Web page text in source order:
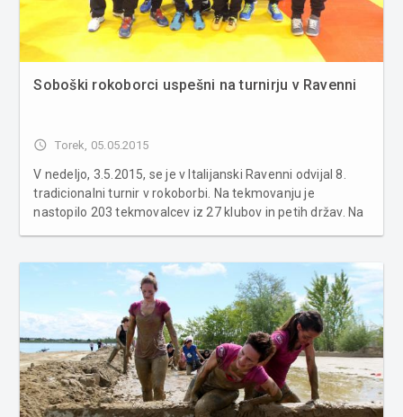
Soboški rokoborci uspešni na turnirju v Ravenni
access_time Torek, 05.05.2015
V nedeljo, 3.5.2015, se je v Italijanski Ravenni odvijal 8.
tradicionalni turnir v rokoborbi. Na tekmovanju je
nastopilo 203 tekmovalcev iz 27 klubov in petih držav. Na